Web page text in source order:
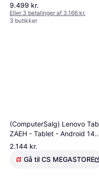
9.499 kr.
Eller 3 betalinger af 3.166 kr.
3 butikker
(ComputerSalg) Lenovo Tab
ZAEH - Tablet - Android 14
eller senere - 128 GB eMMC -
microSD indgang - luna-grå
2.144 kr.
Gå til CS MEGASTORE